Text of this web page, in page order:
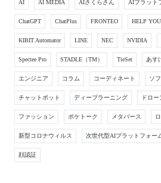
AI AI MEDIA AIさくらさん AIプラット
ChatGPT ChatPlus FRONTEO HELP YOU
KIBIT Automator LINE NEC NVIDIA
Spectee Pro STADLE（TM） TieSet あす
エンジニア コラム コーディネート ソ
チャットボット ディープラーニング ドロー
ファッション ポケトーク メタバース
新型コロナウィルス 次世代型AIプラットフォー
顔認証